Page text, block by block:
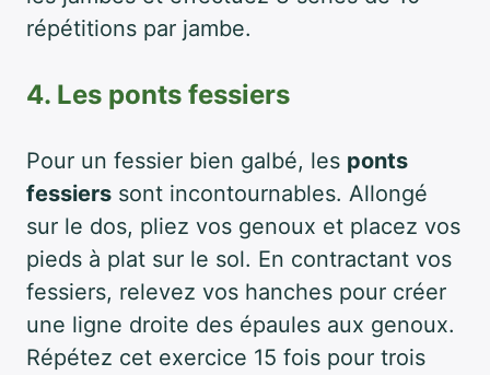
répétitions par jambe.
4. Les ponts fessiers
Pour un fessier bien galbé, les ponts
fessiers sont incontournables. Allongé
sur le dos, pliez vos genoux et placez vos
pieds à plat sur le sol. En contractant vos
fessiers, relevez vos hanches pour créer
une ligne droite des épaules aux genoux.
Répétez cet exercice 15 fois pour trois